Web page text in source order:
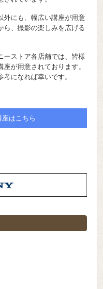
外にも、幅広い講座が用意
ら、撮影の楽しみを広げる
ーストア各店舗では、皆様
が用意されております。
になれば幸いです。
はこちら